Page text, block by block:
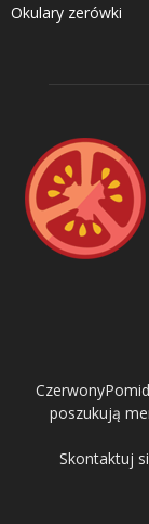
Okulary zerówki
poszukują
Skontaktuj